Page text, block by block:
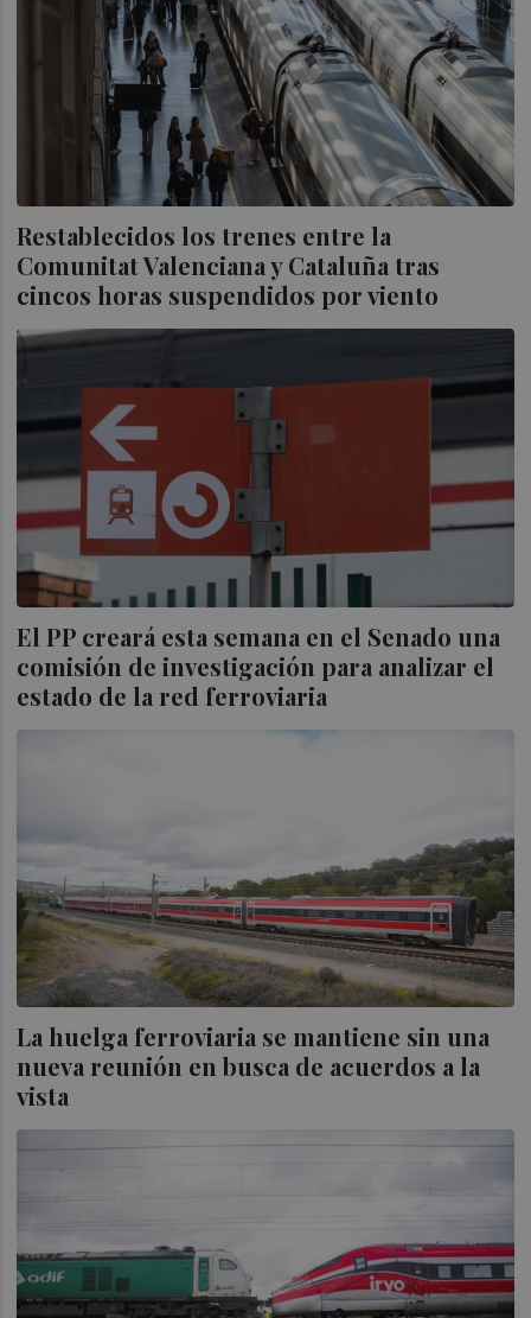
Restablecidos los trenes entre la
Comunitat Valenciana y Cataluña tras
cincos horas suspendidos por viento
El PP creará esta semana en el Senado una
comisión de investigación para analizar el
estado de la red ferroviaria
La huelga ferroviaria se mantiene sin una
nueva reunión en busca de acuerdos a la
vista